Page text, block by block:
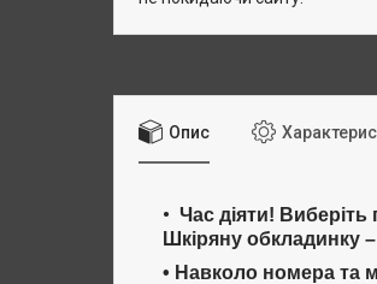
Опис
Час діяти!
Шкіряну обкладинку
• Навколо номера та